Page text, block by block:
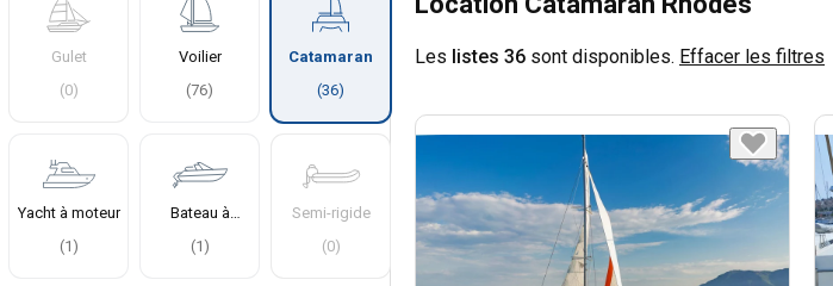
Gulet
(0)
Voilier
(76)
Catamaran
(36)
Yacht à moteur
(1 )
Bateau à
(1 )
Semi-rigide
(0)
Les listes 36 sont disponibles. Effacer les filtres